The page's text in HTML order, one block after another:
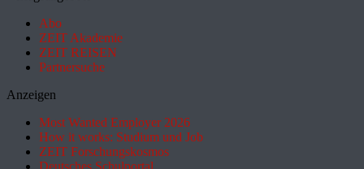
Abo
ZEIT Akademie
ZEIT REISEN
Partnersuche
Anzeigen
Most Wanted Employer 2026
How it works: Studium und Job
ZEIT Forschungskosmos
Deutsches Schulportal